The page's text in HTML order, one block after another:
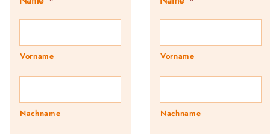
Vorname
Nachname
Vorname
Nachname